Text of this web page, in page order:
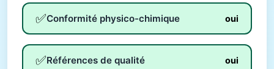
✅Conformité physico-chimique oui
✅Références de qualité oui